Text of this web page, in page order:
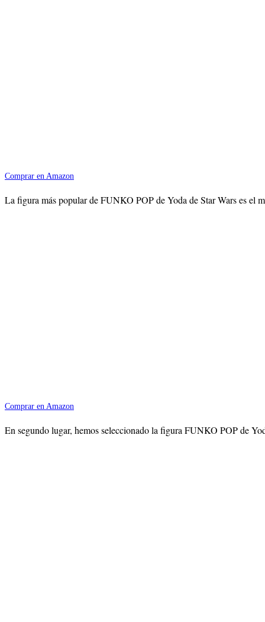
Comprar en Amazon
La figura más popular de FUNKO POP de Yoda de Star Wars es el
Comprar en Amazon
En segundo lugar, hemos seleccionado la figura FUNKO POP de